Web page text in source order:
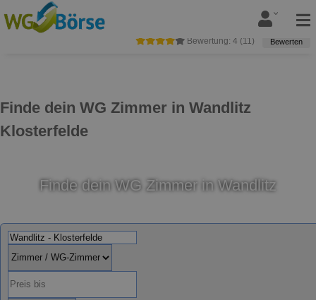
Finde dein WG Zimmer in Wandlitz
Klosterfelde
Bewertung: 4 (11 ) Bewerten
Finde dein WG Zimmer in Wandlitz